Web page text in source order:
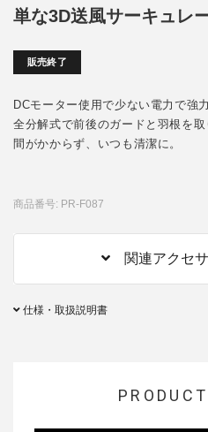
単な3D送風サーキュレ
販売終了
DCモーター使用で少ない電力で強
全分解式で前後のガードと羽根を
間がかからず、いつも清潔に。
商品番号: PR-F087
関連アクセ
仕様・取扱説明書